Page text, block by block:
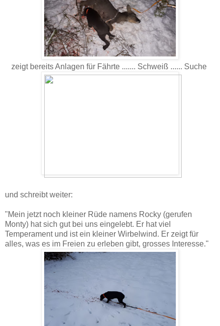
zeigt bereits Anlagen für Fährte ....... Schweiß ...... Suche
und schreibt weiter:
"Mein jetzt noch kleiner Rüde namens Rocky (gerufen
Monty) hat sich gut bei uns eingelebt. Er hat viel
Temperament und ist ein kleiner Wirbelwind. Er zeigt für
alles, was es im Freien zu erleben gibt, grosses Interesse."